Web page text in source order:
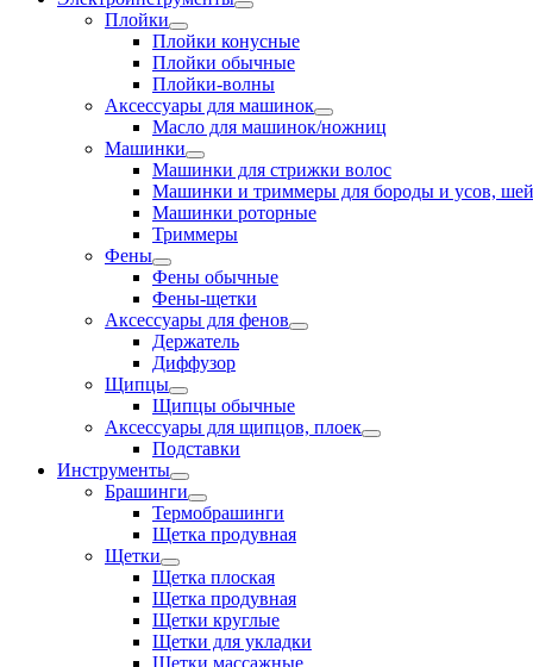
Плойки
Плойки конусные
Плойки обычные
Плойки-волны
Аксессуары для машинок
Масло для машинок/ножниц
Машинки
Машинки для стрижки волос
Машинки и триммеры для бороды и усов,
Машинки роторные
Триммеры
Фены
Фены обычные
Фены-щетки
Аксессуары для фенов
Держатель
Диффузор
Щипцы
Щипцы обычные
Аксессуары для щипцов, плоек
Подставки
Инструменты
Брашинги
Термобрашинги
Щетка продувная
Щетки
Щетка плоская
Щетка продувная
Щетки круглые
Щетки для укладки
Щетки массажные